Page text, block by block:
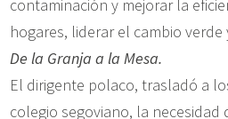
contaminación y mejorar la
hogares, liderar el cambio
De la Granja a la Mesa.
El dirigente polaco, trasladó a
colegio segoviano, la